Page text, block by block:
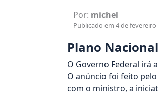
Por: michel
Publicado em 4 de
Plano
O Governo Federal irá
O anúncio foi feito
com o ministro, a